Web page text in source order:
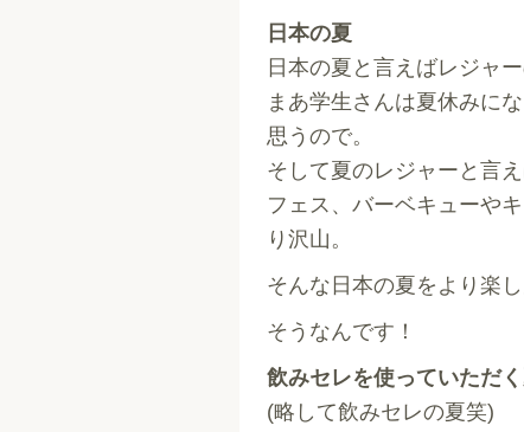
日本の夏
日本の夏と言えばレジャー
まあ学生さんは夏休みに
思うので。
そして夏のレジャーと言
フェス、バーベキューや
り沢山。
そんな日本の夏をより楽
そうなんです！
飲みセレを使っていただ
(略して飲みセレの夏笑)